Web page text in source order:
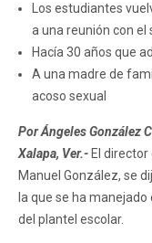
Los estudiantes
a una reunión con el
Hacía 30 años que
A una madre de
acoso sexual
Por Ángeles González
Xalapa, Ver.- El
Manuel González, se
la que se ha
del plantel escolar.